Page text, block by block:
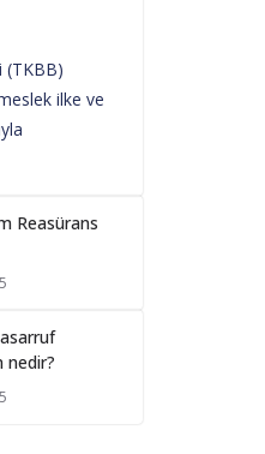
(TKBB)
ilke ve
Reasürans
nedir?